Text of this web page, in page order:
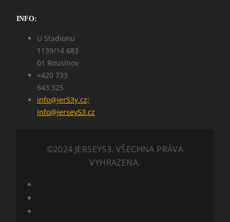
INFO:
U Stadionu
1139/14 683
01 Rousínov
+420 733
643 325
info@jer53y.cz;
info@jersey53.cz
©2024 JERSEY53. VŠECHNA PRÁVA
VYHRAZENA.